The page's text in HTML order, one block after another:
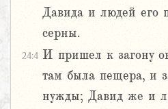
Давида и людей его
серны.
24:4 И пришел к загону
там была пещера, и
нужды; Давид же и